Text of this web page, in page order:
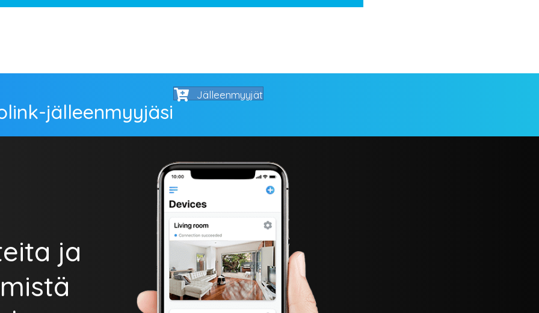
jälleenmyyjäsi
Jälleenmyyjät
ja